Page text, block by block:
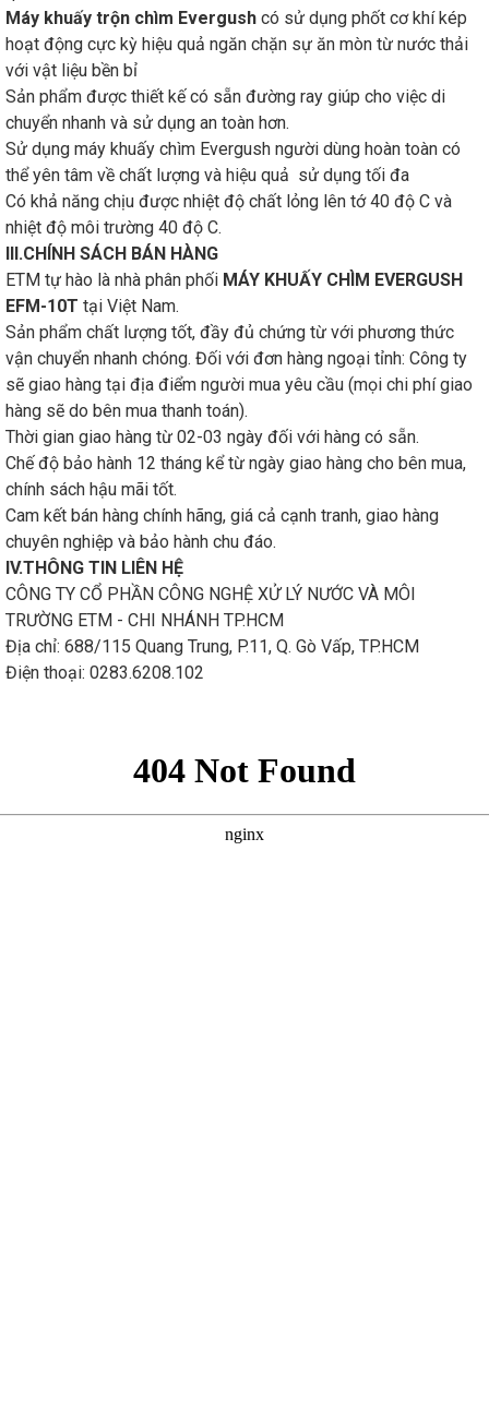
Máy khuấy trộn chìm Evergush có sử dụng phốt cơ khí kép
hoạt động cực kỳ hiệu quả ngăn chặn sự ăn mòn từ nước thải
với vật liệu bền bỉ
Sản phẩm được thiết kế có sẵn đường ray giúp cho việc di
chuyển nhanh và sử dụng an toàn hơn.
Sử dụng máy khuấy chìm Evergush người dùng hoàn toàn có
thể yên tâm về chất lượng và hiệu quả sử dụng tối đa
Có khả năng chịu được nhiệt độ chất lỏng lên tớ 40 độ C và
nhiệt độ môi trường 40 độ C.
III.CHÍNH SÁCH BÁN HÀNG
ETM tự hào là nhà phân phối MÁY KHUẤY CHÌM EVERGUSH
EFM-10T tại Việt Nam.
Sản phẩm chất lượng tốt, đầy đủ chứng từ với phương thức
vận chuyển nhanh chóng. Đối với đơn hàng ngoại tỉnh: Công ty
sẽ giao hàng tại địa điểm người mua yêu cầu (mọi chi phí giao
hàng sẽ do bên mua thanh toán).
Thời gian giao hàng từ 02-03 ngày đối với hàng có sẵn.
Chế độ bảo hành 12 tháng kể từ ngày giao hàng cho bên mua,
chính sách hậu mãi tốt.
Cam kết bán hàng chính hãng, giá cả cạnh tranh, giao hàng
chuyên nghiệp và bảo hành chu đáo.
IV.THÔNG TIN LIÊN HỆ
CÔNG TY CỔ PHẦN CÔNG NGHỆ XỬ LÝ NƯỚC VÀ MÔI
TRƯỜNG ETM - CHI NHÁNH TP.HCM
Địa chỉ: 688/115 Quang Trung, P.11, Q. Gò Vấp, TP.HCM
Điện thoại: 0283.6208.102